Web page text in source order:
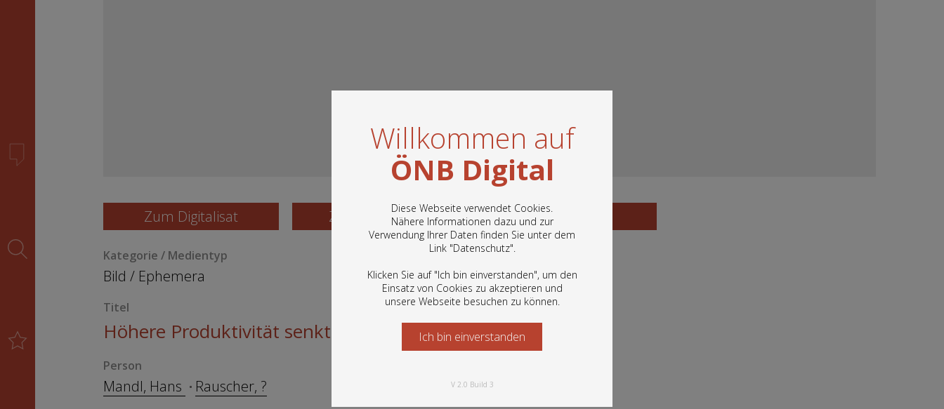
Willkommen auf
ÖNB Digital
Diese Webseite verwendet Cookies.
Nähere Informationen dazu und zur
Verwendung Ihrer Daten finden Sie unter dem
Link "Datenschutz".
Klicken Sie auf "Ich bin einverstanden", um den
Einsatz von Cookies zu akzeptieren und
unsere Webseite besuchen zu können.
In diesem Portal finden Sie die digitalen
Bestände der Österreichischen
Grafiken und vieles mehr.
Ich bin einverstanden
Starten Sie jetzt
V 2.0 Build 3
Zum Digitalisat Zum Katalogisat Zur Vorschau
Kategorie / Medientyp
Bild / Ephemera
Titel
Höhere Produktivität senkt die Preise!
Person
Mandl, Hans Rauscher, ?